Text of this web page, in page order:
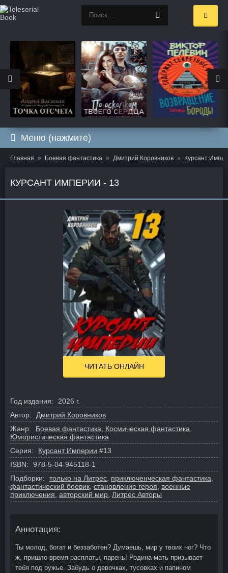
Меню (нажмите)
Главная Боевая фантастика Дмитрий Коровников Курсант
КУРСАНТ ИМПЕРИИ - 13
ЧИТАТЬ ОНЛАЙН
Год издания:
2026 г.
Автор:
Дмитрий Коровников
Жанр:
Боевая фантастика Космическая фантастика
Юмористическая фантастика
Серия:
Курсант Империи #13
ISBN:
978-5-04-945118-1
Подборки:
только на Литрес приключенческая фантастика
фантастический боевик становление героя
военные
приключения авторский мир Литрес Авторы
Аннотация:
Ты молод, богат и беззаботен? Думаешь, мир у твоих ног? Что
ж, пришло время расплаты, парень! Родина-мать призывает
тебя под ружье. Забудь о девочках, тусовках и папином